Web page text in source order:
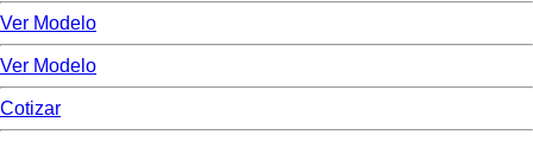
Ver Modelo
Ver Modelo
Cotizar